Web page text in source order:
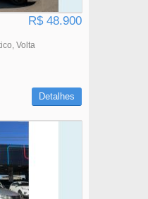
R$ 48.900
Volta
Detalhes